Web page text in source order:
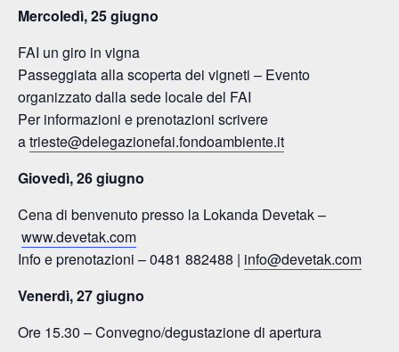
Mercoledì, 25 giugno
FAI un giro in vigna
Passeggiata alla scoperta dei vigneti – Evento
organizzato dalla sede locale del FAI
Per informazioni e prenotazioni scrivere
atrieste@delegazionefai.fondoambiente.it
Giovedì, 26 giugno
Cena di benvenuto presso la Lokanda Devetak –
www.devetak.com
Info e prenotazioni – 0481 882488 | info@devetak.com
Venerdì, 27 giugno
Ore 15.30 – Convegno/degustazione di apertura